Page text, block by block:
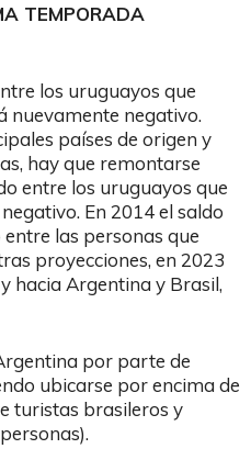
TEMPORADA
los uruguayos que
nuevamente negativo.
países de origen y
hay que remontarse
entre los uruguayos que
En 2014 el saldo
las personas que
proyecciones, en 2023
hacia Argentina y Brasil,
por parte de
ubicarse por encima de
turistas brasileros y